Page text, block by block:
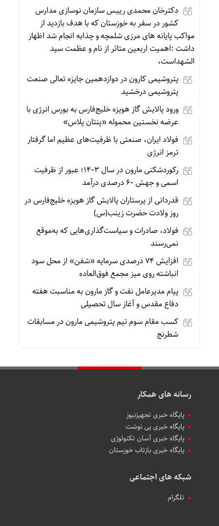
دکترخان محمدی رییس سازمان نوسازی مدارس
کشور در سفر به خوزستان که با هدف بازدید از
مواکب پایانه های مرزی شلمچه و چذابه انجام شد اظهار
داشت :اهمیت اربعین متاثر از نام و عظمت سید
الشهداست،
پتروشیمی کارون در دوازدهمین جایزه تعالی صنعت
پتروشیمی درخشید
ورود پالایش گاز هویزه خلیج‌فارس به بورس انرژی با
عرضه نخستین محموله «پنتان پلاس»
فولاد ایران، صنعتی با ظرفیت‌های عظیم اما گرفتار
ترمز انرژی
رکوردشکنی مارون در سال ۱۴۰۳؛ عبور از ظرفیت
اسمی و جهش ۶۰ درصدی درآمد
قدردانی از پرستاران پالایش گاز هویزه خلیج‌فارس در
روز ولادت حضرت زینب(س)
فولاد، صادرات و سیاست‌گذاری‌هایی که به‌موقع
نمی‌رسند
افزایش ۷۴ درصدی سرمایه «شفن» از محل سود
انباشته روی میز مجمع فوق‌العاده
پیام مدیرعامل نفت و گاز مارون به مناسبت هفته
دفاع مقدس و آغاز سال تحصیلی
کسب مقام سوم تیم پتروشیمی مارون در مسابقات
شطرنج
رسانه های همکار
پایگاه خبری تجهیزنیوز
پایگاه خبری پی نوشت
پایگاه خبری آسان تکنولوژی
پایگاه خبری بازتاب خوزستان
شبکه های اجتماعی
تلگرام